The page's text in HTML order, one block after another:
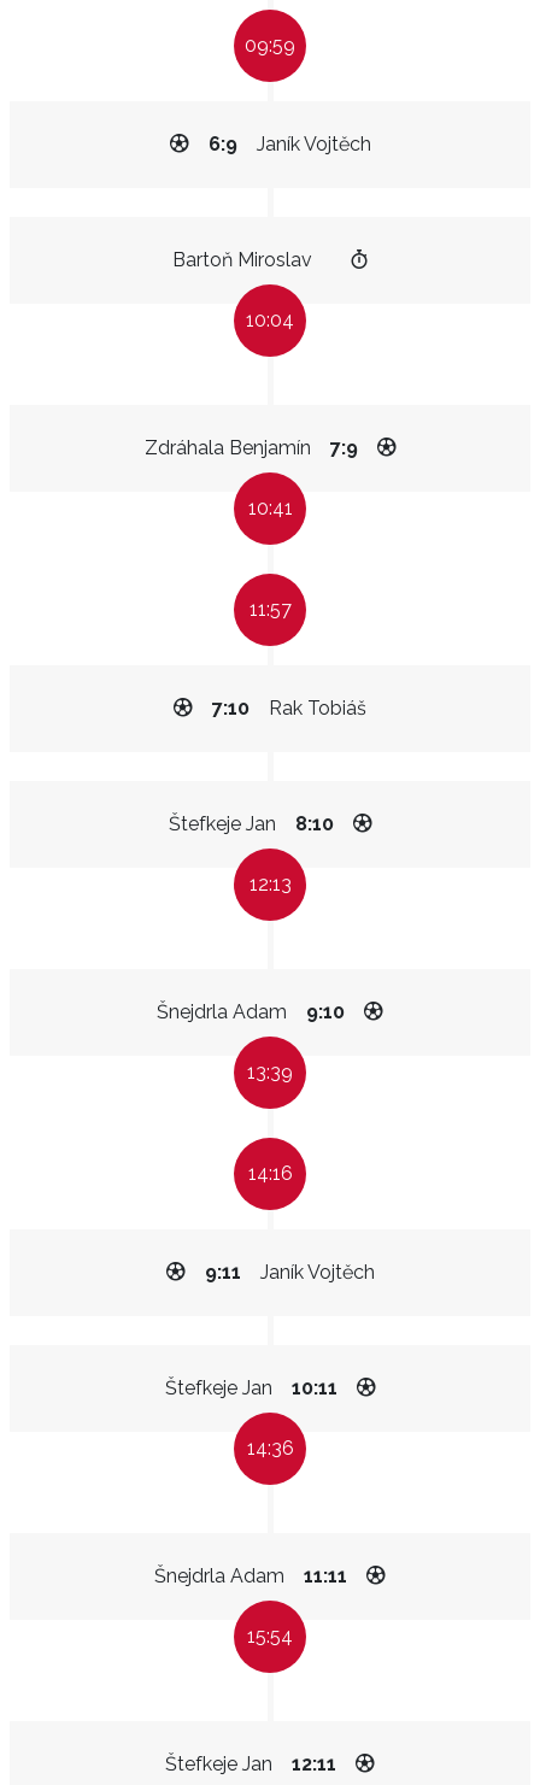
09:59
Janík Vojtěch
6:9
Bartoň Miroslav
10:04
Zdráhala Benjamín 7:9
10:41
11:57
Rak Tobiáš
7:10
Štefkeje Jan 8:10
12:13
Šnejdrla Adam 9:10
13:39
14:16
Janík Vojtěch
9:11
Štefkeje Jan 10:11
14:36
Šnejdrla Adam 11:11
15:54
Štefkeje Jan 12:11